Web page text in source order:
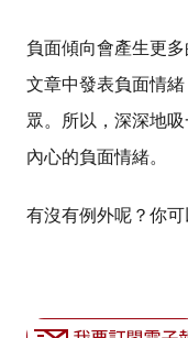
負面傾向會產生更
文章中發表負面情
眾。所以，深深地
內心的負面情緒。
有沒有例外呢？你